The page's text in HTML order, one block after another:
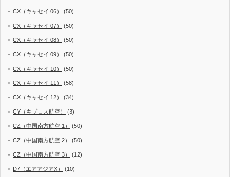
CX（キャセイ 06） (50)
CX（キャセイ 07） (50)
CX（キャセイ 08） (50)
CX（キャセイ 09） (50)
CX（キャセイ 10） (50)
CX（キャセイ 11） (58)
CX（キャセイ 12） (34)
CY（キプロス航空） (3)
CZ（中国南方航空 1） (50)
CZ（中国南方航空 2） (50)
CZ（中国南方航空 3） (12)
D7（エアアジアX） (10)